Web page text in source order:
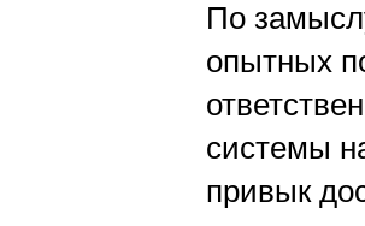
По
опытных
системы
привык